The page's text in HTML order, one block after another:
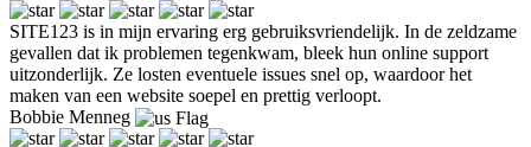
SITE123 is in mijn ervaring erg gebruiksvriendelijk. In de zeldzame
gevallen dat ik problemen tegenkwam, bleek hun online support
uitzonderlijk. Ze losten eventuele issues snel op, waardoor het
maken van een website soepel en prettig verloopt.
Bobbie Menneg